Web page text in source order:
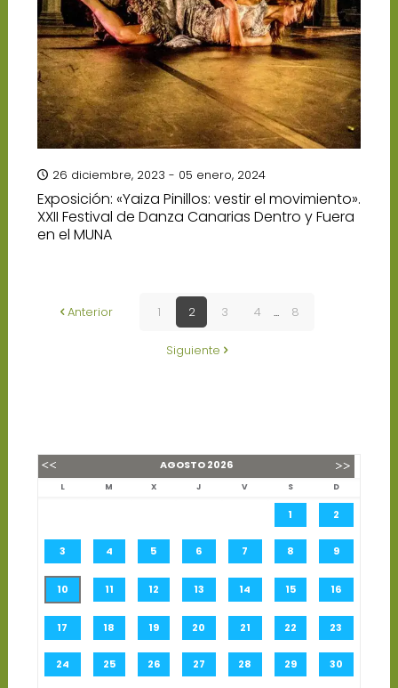
26 diciembre, 2023 - 05 enero, 2024
Exposición: «Yaiza Pinillos: vestir el movimiento».
XXII Festival de Danza Canarias Dentro y Fuera
en el MUNA
Anterior 1 2 3 4 ... 8
Siguiente
AGOSTO2026
L M X J V S D
1 2
3 4 5 6 7 8 9
10 11 12 13 14 15 16
17 18 19 20 21 22 23
24 25 26 27 28 29 30